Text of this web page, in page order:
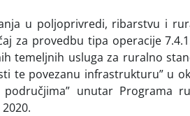
u poljoprivredi, ribarstvu i
za provedbu tipa operacije
temeljnih usluga za ruralno
te povezanu infrastrukturu” u
unutar Programa